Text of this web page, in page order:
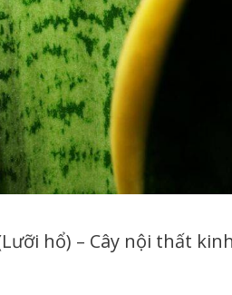
hổ) – Cây nội thất